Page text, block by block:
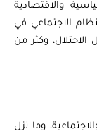
والاقتصادية
الاجتماعي في
وكثر من
وما نزل